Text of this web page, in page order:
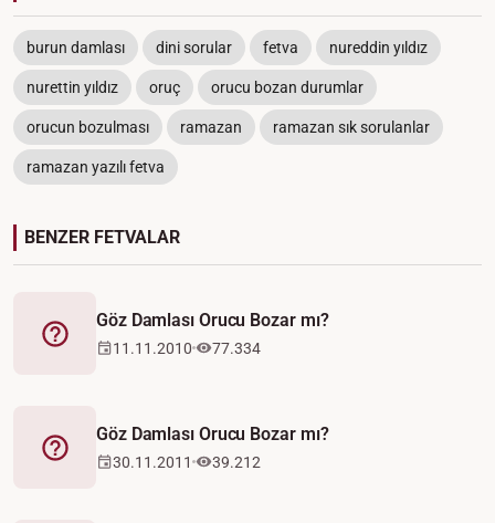
burun damlası dini sorular fetva nureddin yıldız
nurettin yıldız oruç orucu bozan durumlar
orucun bozulması ramazan ramazan sık sorulanlar
ramazan yazılı fetva
BENZER FETVALAR
Fetva
Göz Damlası Orucu Bozar mı?
11.11.2010 77.334
Fetva
Göz Damlası Orucu Bozar mı?
30.11.2011 39.212